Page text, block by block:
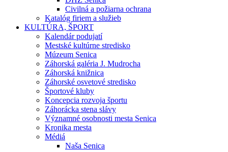
Civilná a požiarna ochrana
Katalóg firiem a služieb
KULTÚRA, ŠPORT
Kalendár podujatí
Mestské kultúrne stredisko
Múzeum Senica
Záhorská galéria J. Mudrocha
Záhorská knižnica
Záhorské osvetové stredisko
Športové kluby
Koncepcia rozvoja športu
Záhorácka stena slávy
Významné osobnosti mesta Senica
Kronika mesta
Médiá
Naša Senica